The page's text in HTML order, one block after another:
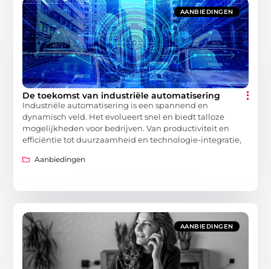
AANBIEDINGEN
De toekomst van industriële automatisering
Industriële automatisering is een spannend en
dynamisch veld. Het evolueert snel en biedt talloze
mogelijkheden voor bedrijven. Van productiviteit en
efficiëntie tot duurzaamheid en technologie-integratie,
Aanbiedingen
AANBIEDINGEN